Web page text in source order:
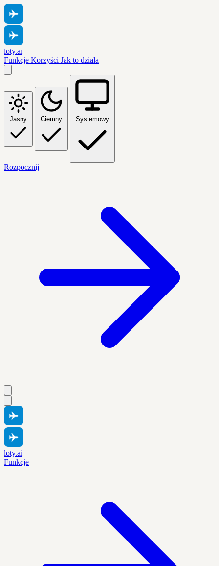
loty.ai
Funkcje Korzyści Jak to działa
Jasny Ciemny Systemowy
Rozpocznij
loty.ai
Funkcje